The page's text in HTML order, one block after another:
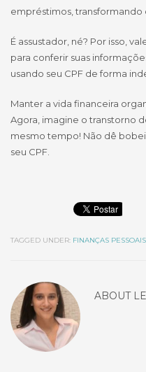
empréstimos, transformando
É assustador, né? Por isso,
para conferir suas
usando seu CPF de forma
Manter a vida financeira
Agora, imagine o transtorno
mesmo tempo! Não dê
seu CPF.
TAGGED UNDER: FINANÇAS PESSOAIS
ABOUT